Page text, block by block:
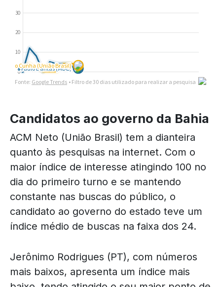
Candidatos ao governo da Bahia
ACM Neto (União Brasil) tem a dianteira
quanto às pesquisas na internet. Com o
maior índice de interesse atingindo 100 no
dia do primeiro turno e se mantendo
constante nas buscas do público, o
candidato ao governo do estado teve um
índice médio de buscas na faixa dos 24.
Jerônimo Rodrigues (PT), com números
mais baixos, apresenta um índice mais